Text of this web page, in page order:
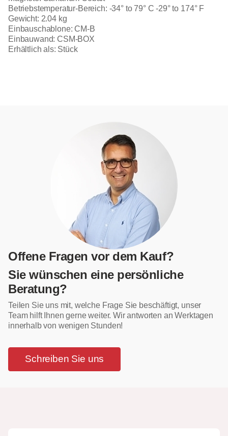
Betriebstemperatur-Bereich: -34° to 79° C -29° to 174° F
Gewicht: 2.04 kg
Einbauschablone: CM-B
Einbauwand: CSM-BOX
Erhältlich als: Stück
Offene Fragen vor dem Kauf?
Sie wünschen eine persönliche
Beratung?
Teilen Sie uns mit, welche Frage Sie beschäftigt, unser
Team hilft Ihnen gerne weiter. Wir antworten an Werktagen
innerhalb von wenigen Stunden!
Schreiben Sie uns